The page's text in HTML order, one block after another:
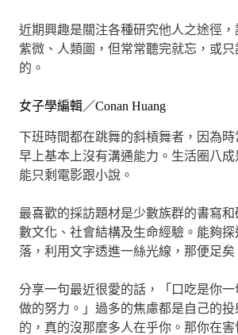
近期興趣是關注各種研究他人之途徑，
紫微、人類圖，但常常聽完就忘，或
的。
女子學編輯／Conan Huang
下班時間都在跳舞的斜槓舞者，因為
早上基本上沒有溝通能力。生活圈八
能只剩電影跟小說。
最喜歡的採訪題材是少數族群的書寫
數文化、社會結構及生命經驗。能夠探
落，利用文字透進一絲光線，那便足矣
分享一句最近很愛的話，「口吃是你
做的努力。」過多的焦慮都是自己的
的，真的沒那麼多人在乎你。那你在害